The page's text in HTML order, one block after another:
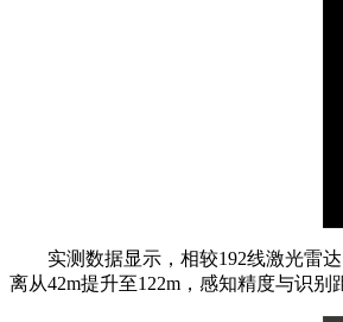
实测数据显示，相较192线激光雷
离从42m提升至122m，感知精度与识别